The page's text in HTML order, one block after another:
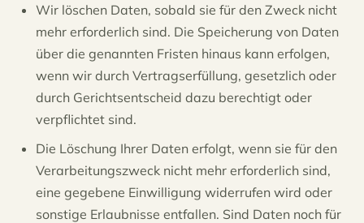
Wir löschen Daten, sobald sie für den Zweck nicht
mehr erforderlich sind. Die Speicherung von Daten
über die genannten Fristen hinaus kann erfolgen,
wenn wir durch Vertragserfüllung, gesetzlich oder
durch Gerichtsentscheid dazu berechtigt oder
verpflichtet sind.
Die Löschung Ihrer Daten erfolgt, wenn sie für den
Verarbeitungszweck nicht mehr erforderlich sind,
eine gegebene Einwilligung widerrufen wird oder
sonstige Erlaubnisse entfallen. Sind Daten noch für